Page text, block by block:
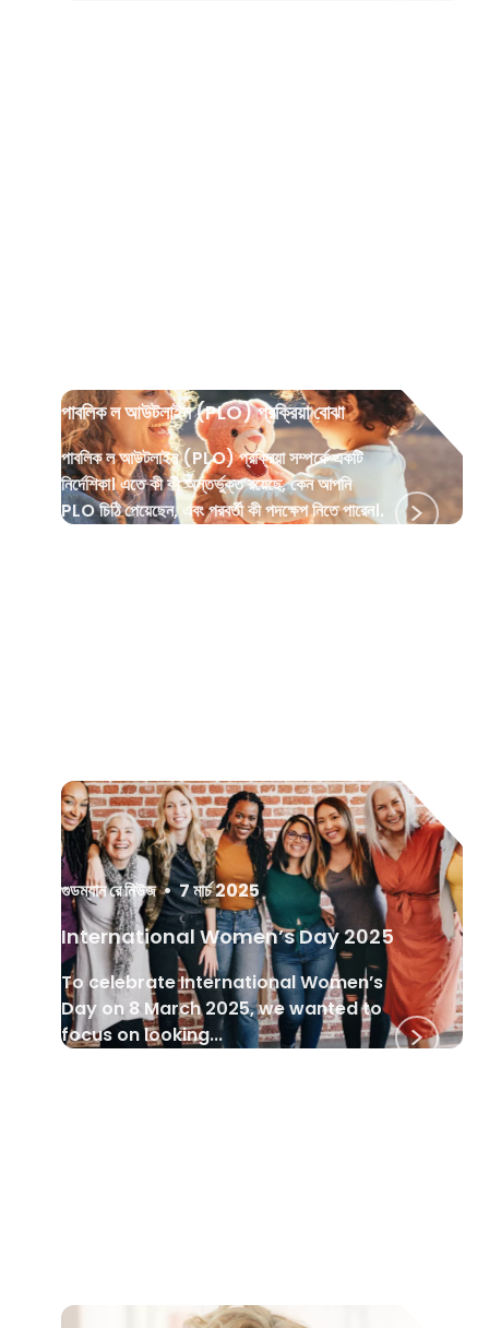
পাবলিক ল আউটলাইন (PLO) প্রক্রিয়া বোঝা
পাবলিক ল আউটলাইন (PLO) প্রক্রিয়া সম্পর্কে একটি
নির্দেশিকা। এতে কী কী অন্তর্ভুক্ত রয়েছে, কেন আপনি
PLO চিঠি পেয়েছেন, এবং পরবর্তী কী পদক্ষেপ নিতে পারেন।.
গুডম্যান রে নিউজ•7 মার্চ 2025
International Women’s Day 2025
To celebrate International Women’s
Day on 8 March 2025, we wanted to
focus on looking...